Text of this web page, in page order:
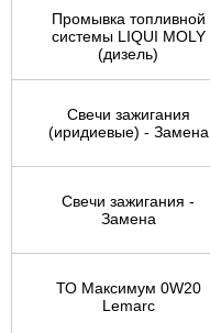
Промывка топливной
системы LIQUI MOLY
(дизель)
Свечи зажигания
(иридиевые) - Замена
Свечи зажигания -
Замена
ТО Максимум 0W20
Lemarc